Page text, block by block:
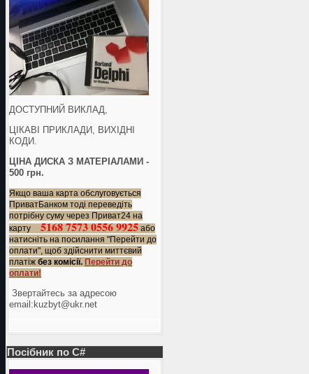
ДОСТУПНИЙ ВИКЛАД,
ЦІКАВІ ПРИКЛАДИ, ВИХІДНІ
КОДИ.
ЦІНА ДИСКА З МАТЕРІАЛАМИ -
500 грн.
Якщо ваша карта обслуговується
ПриватБанком тоді переведіть
потрібну суму через Приват24 на
карту 5168 7573 0556 9925 або
натисніть на посилання "Перейти до
оплати", щоб здійснити миттєвий
платіж без комісії. Перейти до
оплати!
Звертайтесь за адресою
еmail:kuzbyt@ukr.net
Посібник по C#